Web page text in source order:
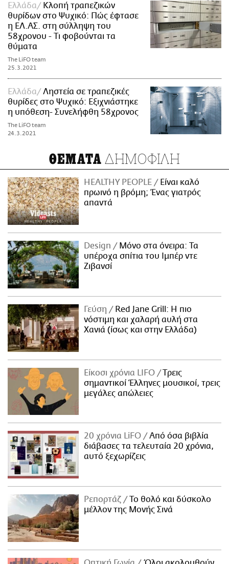
Ελλάδα
Κλοπή τραπεζικών
θυρίδων στο Ψυχικό: Πώς έφτασε
η ΕΛ.ΑΣ. στη σύλληψη του
58χρονου - Τι φοβούνται τα
θύματα
The LiFO team
25.3.2021
Ελλάδα
Ληστεία σε τραπεζικές
θυρίδες στο Ψυχικό: Εξιχνιάστηκε
η υπόθεση- Συνελήφθη 58χρονος
The LiFO team
24.3.2021
ΘΕΜΑΤΑ ΔΗΜΟΦΙΛΗ
HEALTHY PEOPLE
Είναι καλό
πρωινό η βρόμη; Ένας γιατρός
απαντά
Design
Μόνο στα όνειρα: Τα
υπέροχα σπίτια του Ιμπέρ ντε
Ζιβανσί
Γεύση
Red Jane Grill: Η πιο
νόστιμη και χαλαρή αυλή στα
Χανιά (ίσως και στην Ελλάδα)
Είκοσι χρόνια LIFO
Tρεις
σημαντικοί Έλληνες μουσικοί, τρεις
μεγάλες απώλειες
20 χρόνια LiFO
Από όσα βιβλία
διάβασες τα τελευταία 20 χρόνια,
αυτό ξεχωρίζεις
Ρεπορτάζ
Το θολό και δύσκολο
μέλλον της Μονής Σινά